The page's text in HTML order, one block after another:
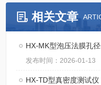
相关文章
HX-MK型泡压法膜孔
发布时间：2026-01-13
HX-TD型真密度测试